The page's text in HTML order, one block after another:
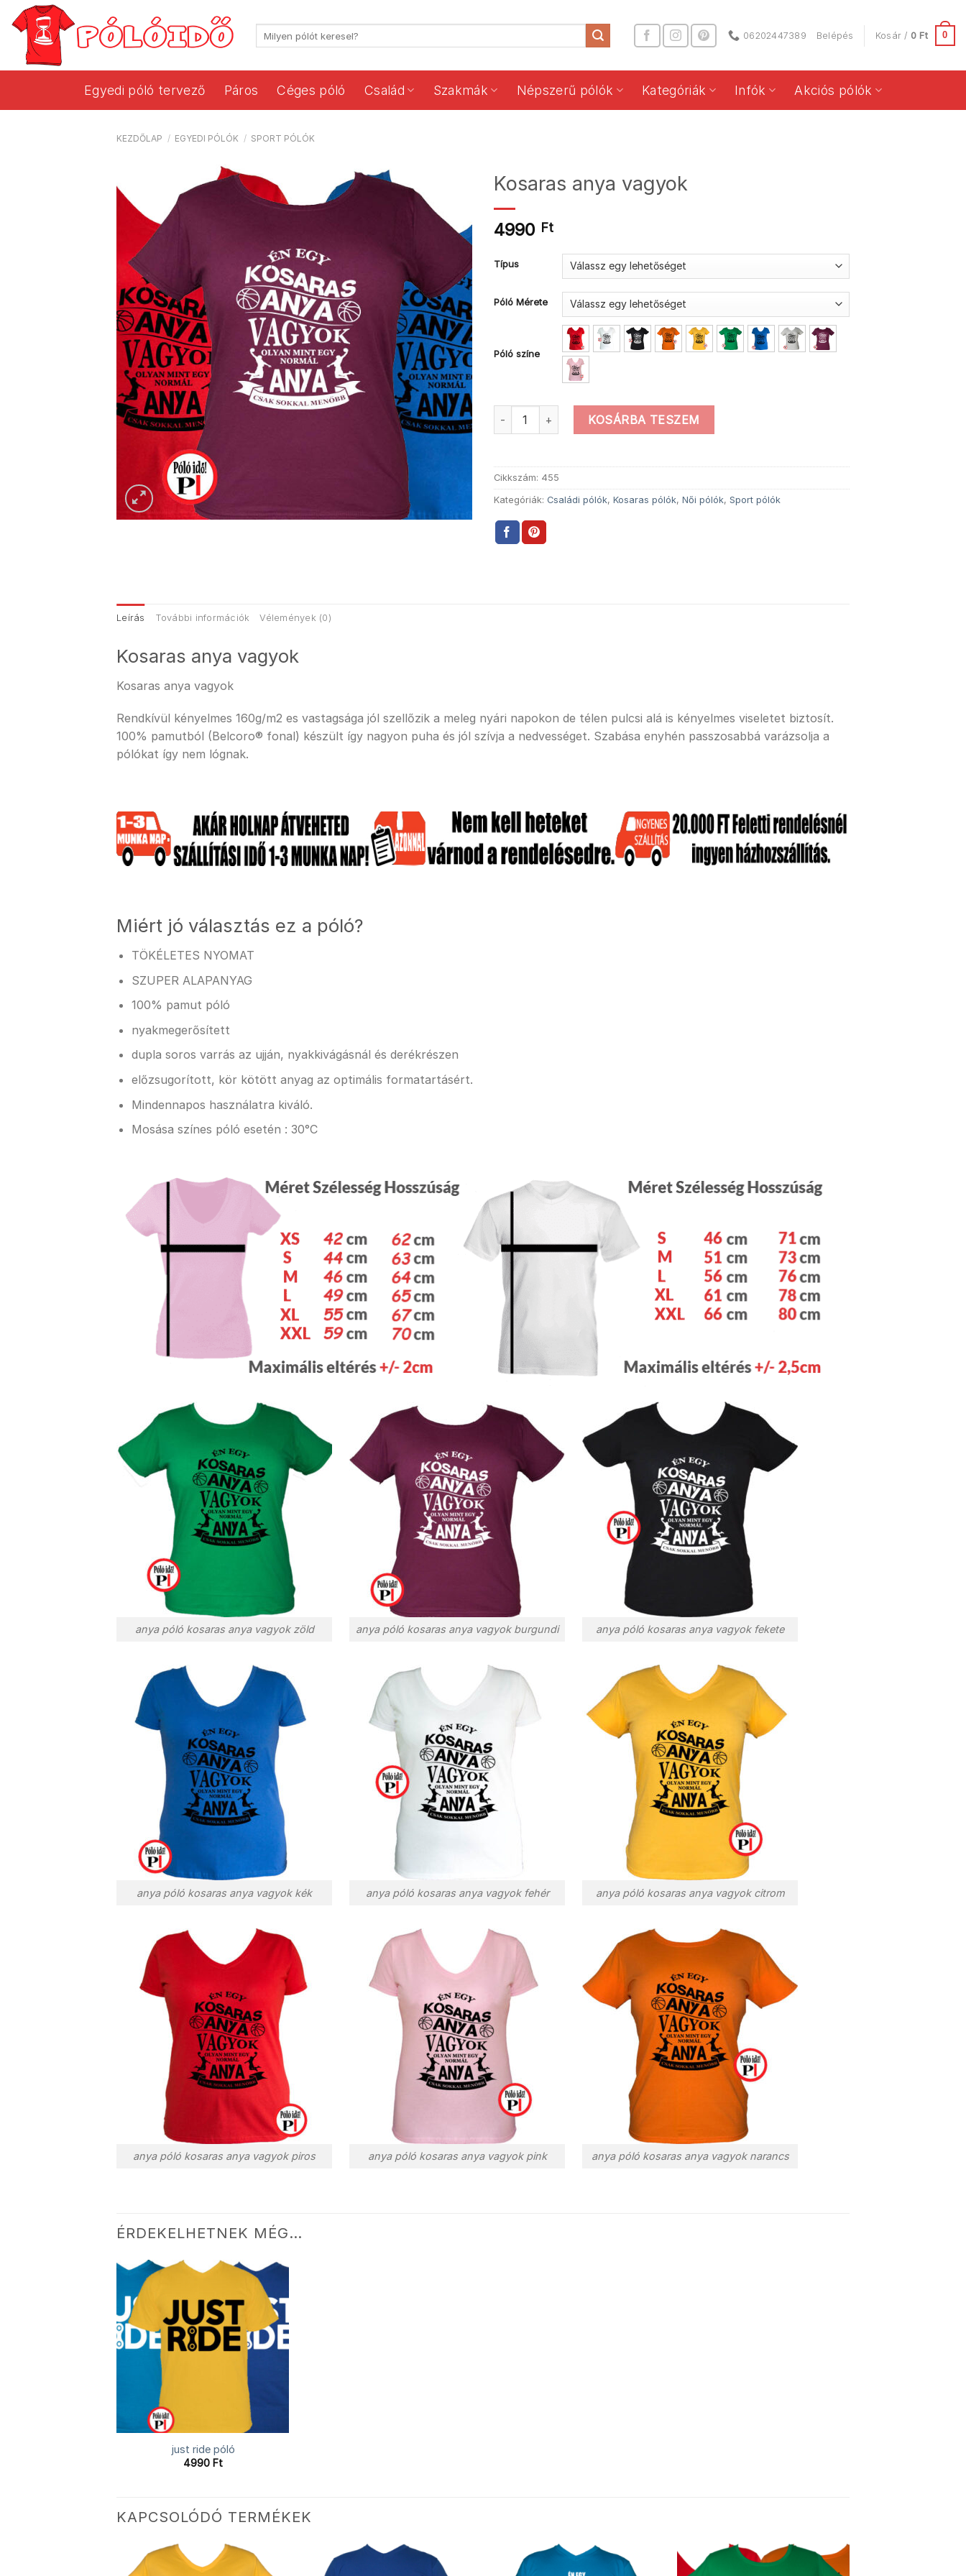
Skip
content
06202447389 Belépés Kosár / 0 Ft 0
Egyedi póló tervező Páros Céges póló Család Szakmák Népszerű pólók Kategóriák Infók Akciós pólók
KEZDŐLAP / EGYEDI PÓLÓK / SPORT PÓLÓK
Kosaras anya vagyok
4990 Ft
Típus
Póló Mérete
Póló színe
Kosaras anya vagyok mennyiség
KOSÁRBA TESZEM
Cikkszám: 455
Kategóriák: Családi pólók, Kosaras pólók, Női pólók, Sport pólók
Leírás További információk Vélemények (0)
Kosaras anya vagyok
Kosaras anya vagyok
Rendkívül kényelmes 160g/m2 es vastagsága jól szellőzik a meleg nyári napokon de télen pulcsi alá is kényelmes viseletet biztosít.
100% pamutból (Belcoro® fonal) készült így nagyon puha és jól szívja a nedvességet. Szabása enyhén passzosabbá varázsolja a
pólókat így nem lógnak.
Miért jó választás ez a póló?
TÖKÉLETES NYOMAT
SZUPER ALAPANYAG
100% pamut póló
nyakmegerősített
dupla soros varrás az ujján, nyakkivágásnál és derékrészen
előzsugorított, kör kötött anyag az optimális formatartásért.
Mindennapos használatra kiváló.
Mosása színes póló esetén : 30°C
anya póló kosaras anya vagyok zöld anya póló kosaras anya vagyok burgundi anya póló kosaras anya vagyok fekete
anya póló kosaras anya vagyok kék anya póló kosaras anya vagyok fehér anya póló kosaras anya vagyok citrom
anya póló kosaras anya vagyok piros anya póló kosaras anya vagyok pink anya póló kosaras anya vagyok narancs
ÉRDEKELHETNEK MÉG…
just ride póló
4990 Ft
KAPCSOLÓDÓ TERMÉKEK